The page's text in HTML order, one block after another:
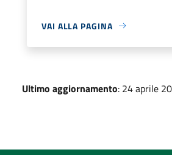
VAI ALLA PAGINA
Ultimo aggiornamento: 24 aprile